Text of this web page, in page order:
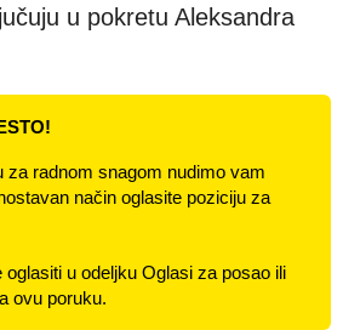
u pokretu Aleksandra
za radnom snagom nudimo vam
način oglasite poziciju za
u odeljku Oglasi za posao ili
ovu poruku.